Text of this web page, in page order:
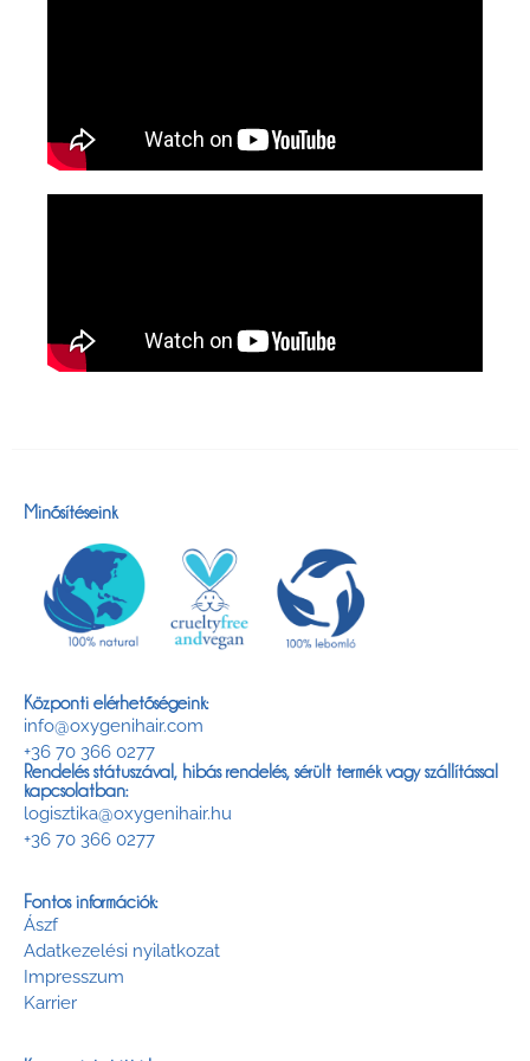
Minősítéseink
Központi elérhetőségeink:
info@oxygenihair.com
+36 70 366 0277
Rendelés státuszával, hibás rendelés, sérült termék vagy szállítással
kapcsolatban:
logisztika@oxygenihair.hu
+36 70 366 0277
Fontos információk:
Ászf
Adatkezelési nyilatkozat
Impresszum
Karrier